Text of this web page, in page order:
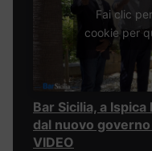
Fai clic
cookie per
Bar Sicilia, a
dal nuovo governo
VIDEO